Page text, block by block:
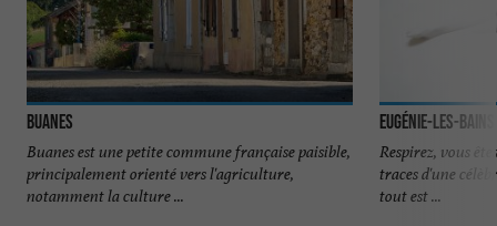
Buanes
Buanes est une petite commune française paisible,
principalement orienté vers l'agriculture,
notamment la culture ...
Eugénie-les-Bains
Respirez, vous
traces d'une
tout est ...